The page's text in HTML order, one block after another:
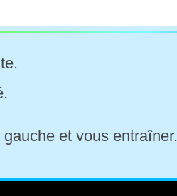
et vous entraîner.